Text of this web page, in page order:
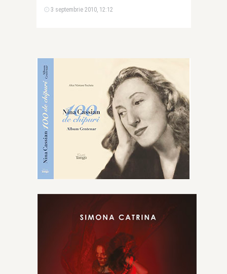
3 septembrie 2010, 12:12